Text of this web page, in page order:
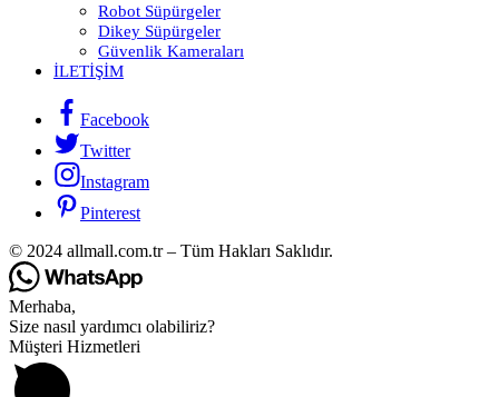
Robot Süpürgeler
Dikey Süpürgeler
Güvenlik Kameraları
İLETIŞIM
Facebook
Twitter
Instagram
Pinterest
© 2024 allmall.com.tr – Tüm Hakları Saklıdır.
Merhaba,
Size nasıl yardımcı olabiliriz?
Müşteri Hizmetleri